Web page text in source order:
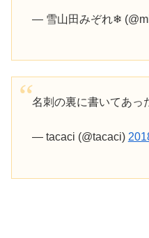
— 雪山田みぞれ❄
名刺の裏に書いてあっ
— tacaci (@tacaci)